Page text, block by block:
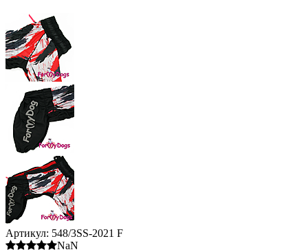
Артикул: 548/3SS-2021 F
NaN